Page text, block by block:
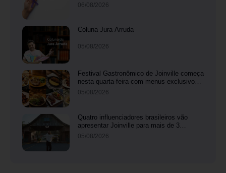
06/08/2026
Coluna Jura Arruda
05/08/2026
Festival Gastronômico de Joinville começa
nesta quarta-feira com menus exclusivos
em 17 restaurantes
05/08/2026
Quatro influenciadores brasileiros vão
apresentar Joinville para mais de 3
milhões de seguidores
05/08/2026